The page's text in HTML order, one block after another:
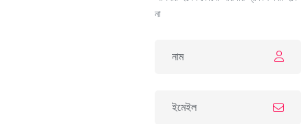
না